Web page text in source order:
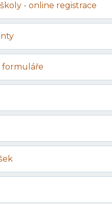
- online registrace
formuláře